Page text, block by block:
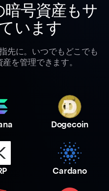
号資産もサ
います
先に。いつでもどこでも
を管理できます。
Dogecoin
Cardano